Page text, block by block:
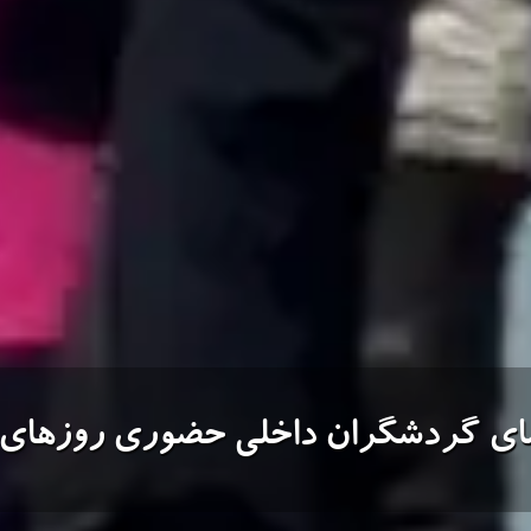
گردشگران داخلی حضوری